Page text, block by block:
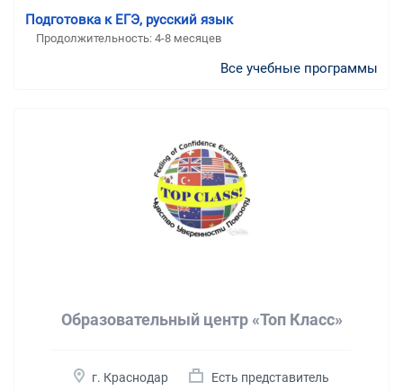
Подготовка к ЕГЭ, русский язык
Продолжительность: 4-8 месяцев
Все учебные программы
Образовательный центр «Топ Класс»
г. Краснодар Есть представитель